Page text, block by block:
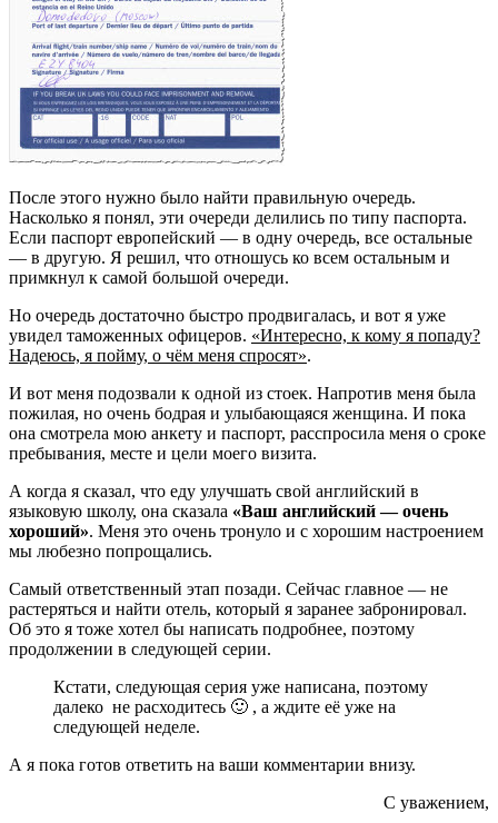
После этого нужно было найти правильную очередь.
Насколько я понял, эти очереди делились по типу паспорта.
Если паспорт европейский — в одну очередь, все остальные
— в другую. Я решил, что отношусь ко всем остальным и
примкнул к самой большой очереди.
Но очередь достаточно быстро продвигалась, и вот я уже
увидел таможенных офицеров. «Интересно, к кому я попаду?
Надеюсь, я пойму, о чём меня спросят».
И вот меня подозвали к одной из стоек. Напротив меня была
пожилая, но очень бодрая и улыбающаяся женщина. И пока
она смотрела мою анкету и паспорт, расспросила меня о сроке
пребывания, месте и цели моего визита.
А когда я сказал, что еду улучшать свой английский в
языковую школу, она сказала «Ваш английский — очень
хороший». Меня это очень тронуло и с хорошим настроением
мы любезно попрощались.
Самый ответственный этап позади. Сейчас главное — не
растеряться и найти отель, который я заранее забронировал.
Об это я тоже хотел бы написать подробнее, поэтому
продолжении в следующей серии.
Кстати, следующая серия уже написана, поэтому
далеко не расходитесь 🙂 , а ждите её уже на
следующей неделе.
А я пока готов ответить на ваши комментарии внизу.
С уважением,